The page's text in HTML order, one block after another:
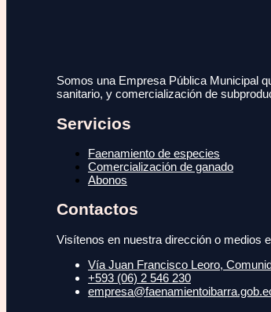
Somos una Empresa Pública Municipal
sanitario, y comercialización de
Servicios
Faenamiento de especies
Comercialización de ganado
Abonos
Contactos
Visítenos en nuestra dirección o medios
Vía Juan Francisco Leoro,
+593 (06) 2 546 230